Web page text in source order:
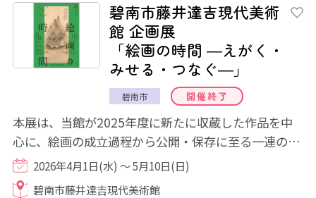
碧南市藤井達吉現代美術
館 企画展
「絵画の時間 ―えがく・
みせる・つなぐ―」
碧南市 開催終了
本展は、当館が2025年度に新たに収蔵した作品を中
心に、絵画の成立過程から公開・保存に至る一連の営
みを多角的に紹介するものです。絵画を「えが...
2026年4月1日(水) ～ 5月10日(日)
碧南市藤井達吉現代美術館